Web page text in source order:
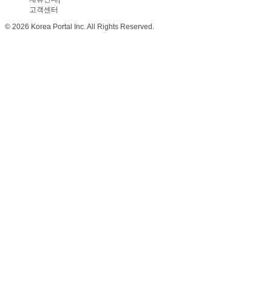
고객센터
© 2026 Korea Portal Inc. All Rights Reserved.